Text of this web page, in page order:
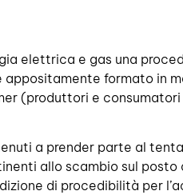
elettrica e gas una
formato in
(produttori e
a prender parte al
allo scambio sul
di procedibilità per